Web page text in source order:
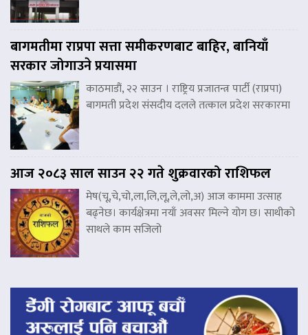
बागमतीमा राप्रपा सत्ता समीकरणबाट बाहिर, बानियाँ
सरकार जोगाउने प्रयासमा
काठमाडौं, २२ साउन । राष्ट्रिय प्रजातन्त्र पार्टी (राप्रपा)
बागमती प्रदेश संसदीय दलले तत्काल प्रदेश सरकारमा
आज २०८३ साल साउन २२ गते शुक्रवारको राशिफल
मेष(चू,चे,चो,ला,लि,लू,ले,लो,अ) आज काममा उत्साह
बढ्नेछ। कार्यक्षेत्रमा नयाँ अवसर मिल्ने योग छ। साथीको
साथले काम सजिलो